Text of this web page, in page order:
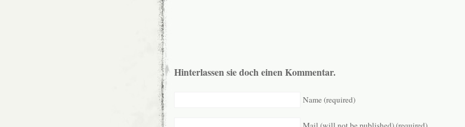
Hinterlassen sie doch einen Kommentar.
Name (required)